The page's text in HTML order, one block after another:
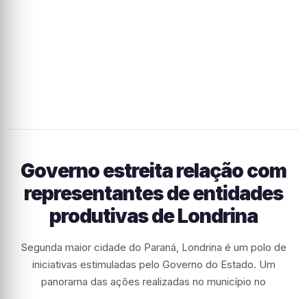
Governo estreita relação com
representantes de entidades
produtivas de Londrina
Segunda maior cidade do Paraná, Londrina é um polo de
iniciativas estimuladas pelo Governo do Estado. Um
panorama das ações realizadas no município no